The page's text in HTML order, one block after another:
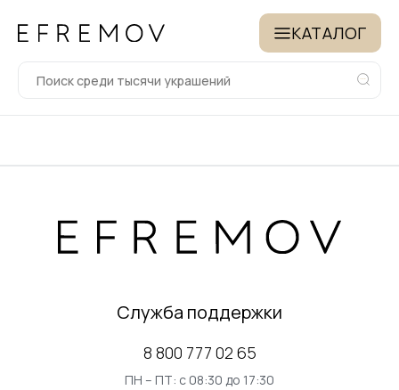
КАТАЛОГ
Служба поддержки
8 800 777 02 65
ПН – ПТ: с 08:30 до 17:30